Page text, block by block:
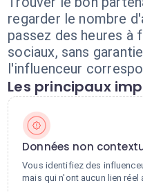
regarder le nombre
passez des heures à
sociaux, sans
l'influenceur
Les principaux
Données non
Vous identifiez des
mais qui n'ont aucun lien réel